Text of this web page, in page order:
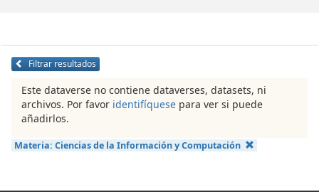
Filtrar resultados
Este dataverse no contiene dataverses, datasets, ni
archivos. Por favor identifíquese para ver si puede
añadirlos.
Materia: Ciencias de la Información y Computación